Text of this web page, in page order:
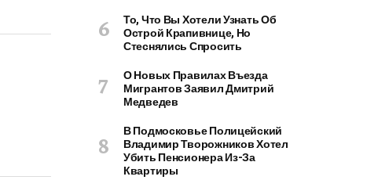
То, Что Вы Хотели Узнать Об
Острой Крапивнице, Но
Стеснялись Спросить
О Новых Правилах Въезда
Мигрантов Заявил Дмитрий
Медведев
В Подмосковье Полицейский
Владимир Творожников Хотел
Убить Пенсионера Из-За
Квартиры